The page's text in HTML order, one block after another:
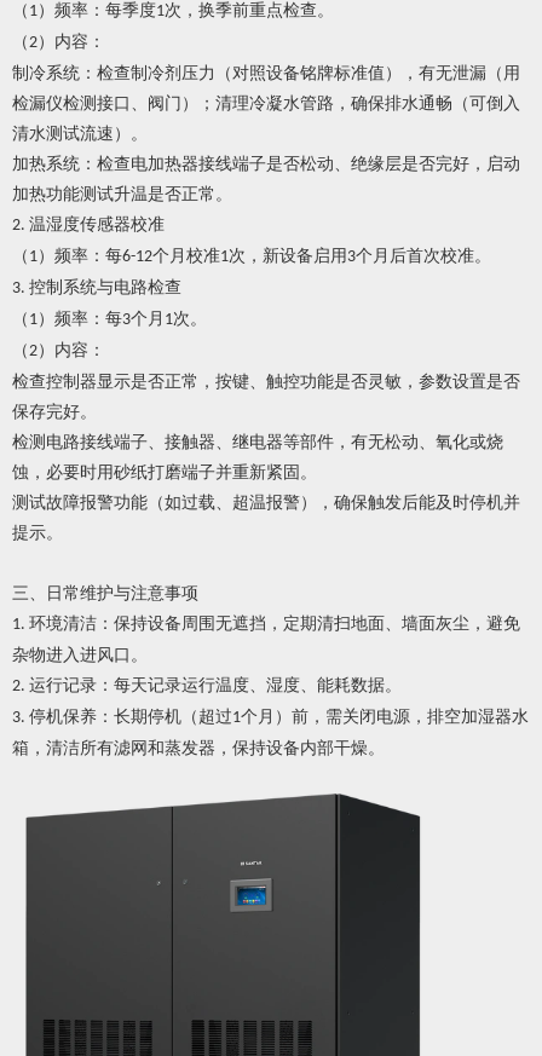
（ 1）频率：每季度1次，换季前重点检查。
（2）内容：
制冷系统：检查制冷剂压力（对照设备铭牌标准值），有无泄漏（用
检漏仪检测接口、阀门）；清理冷凝水管路，确保排水通畅（可倒入
清水测试流速）。
加热系统：检查电加热器接线端子是否松动、绝缘层是否完好，启动
加热功能测试升温是否正常。
2. 温湿度传感器校准
（ 1）频率：每6-12个月校准1次，新设备启用 3个月后首次校准。
3. 控制系统与电路检查
（ 1）频率：每3个月 1次。
（2）内容：
检查控制器显示是否正常，按键、触控功能是否灵敏，参数设置是否
保存完好。
检测电路接线端子、接触器、继电器等部件，有无松动、氧化或烧
蚀，必要时用砂纸打磨端子并重新紧固。
测试故障报警功能（如过载、超温报警），确保触发后能及时停机并
提示。
三、日常维护与注意事项
1. 环境清洁：保持设备周围无遮挡，定期清扫地面、墙面灰尘，避免
杂物进入进风口。
2. 运行记录：每天记录运行温度、湿度、能耗数据。
3. 停机保养：长期停机（超过1个月）前，需关闭电源，排空加湿器水
箱，清洁所有滤网和蒸发器，保持设备内部干燥。